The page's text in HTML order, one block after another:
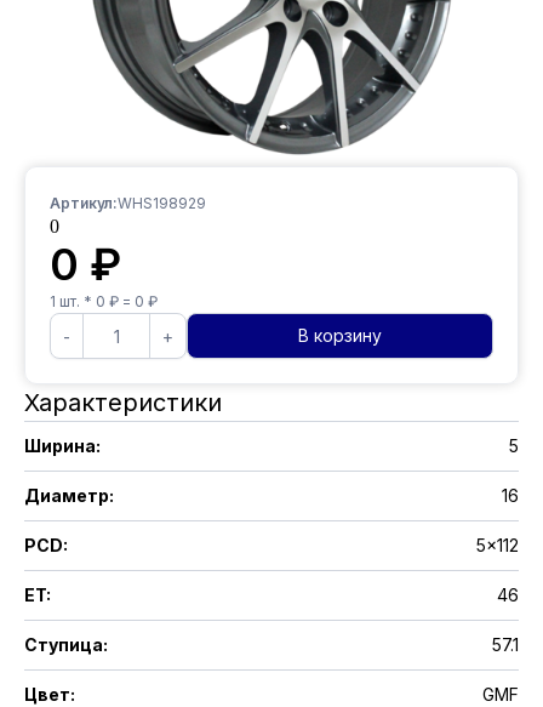
Характеристики
Ширина: 5
Диаметр: 16
PCD: 5x112
ET: 46
Ступица: 57.1
Цвет: GMF
Артикул:WHS198929
0
0 ₽
1 шт. * 0 ₽ = 0 ₽
- + В корзину